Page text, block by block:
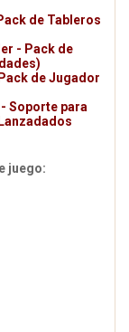
de Tableros
- Pack de
de Jugador
Soporte para
juego: